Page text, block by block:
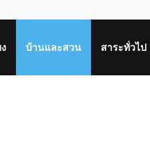
บ้านและสวน สาระทั่วไป